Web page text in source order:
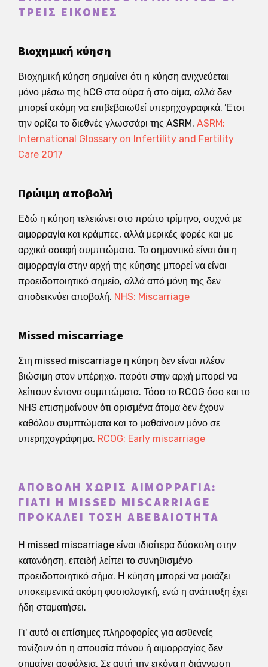
ΤΡΕΙΣ ΕΙΚΌΝΕΣ
Βιοχημική κύηση
Βιοχημική κύηση σημαίνει ότι η κύηση ανιχνεύεται
μόνο μέσω της hCG στα ούρα ή στο αίμα, αλλά δεν
μπορεί ακόμη να επιβεβαιωθεί υπερηχογραφικά. Έτσι
την ορίζει το διεθνές γλωσσάρι της ASRM. ASRM:
International Glossary on Infertility and Fertility
Care 2017
Πρώιμη αποβολή
Εδώ η κύηση τελειώνει στο πρώτο τρίμηνο, συχνά με
αιμορραγία και κράμπες, αλλά μερικές φορές και με
αρχικά ασαφή συμπτώματα. Το σημαντικό είναι ότι η
αιμορραγία στην αρχή της κύησης μπορεί να είναι
προειδοποιητικό σημείο, αλλά από μόνη της δεν
αποδεικνύει αποβολή. NHS: Miscarriage
Missed miscarriage
Στη missed miscarriage η κύηση δεν είναι πλέον
βιώσιμη στον υπέρηχο, παρότι στην αρχή μπορεί να
λείπουν έντονα συμπτώματα. Τόσο το RCOG όσο και το
NHS επισημαίνουν ότι ορισμένα άτομα δεν έχουν
καθόλου συμπτώματα και το μαθαίνουν μόνο σε
υπερηχογράφημα. RCOG: Early miscarriage
ΑΠΟΒΟΛΉ ΧΩΡΊΣ ΑΙΜΟΡΡΑΓΊΑ:
ΓΙΑΤΊ Η MISSED MISCARRIAGE
ΠΡΟΚΑΛΕΊ ΤΌΣΗ ΑΒΕΒΑΙΌΤΗΤΑ
Η missed miscarriage είναι ιδιαίτερα δύσκολη στην
κατανόηση, επειδή λείπει το συνηθισμένο
προειδοποιητικό σήμα. Η κύηση μπορεί να μοιάζει
υποκειμενικά ακόμη φυσιολογική, ενώ η ανάπτυξη έχει
ήδη σταματήσει.
Γι' αυτό οι επίσημες πληροφορίες για ασθενείς
τονίζουν ότι η απουσία πόνου ή αιμορραγίας δεν
σημαίνει ασφάλεια. Σε αυτή την εικόνα η διάγνωση